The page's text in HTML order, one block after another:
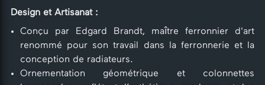
Design et Artisanat :
Conçu par Edgard Brandt, maître ferronnier d'art
renommé pour son travail dans la ferronnerie et la
conception de radiateurs.
Ornementation géométrique et colonnettes